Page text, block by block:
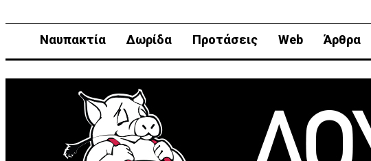
Ναυπακτία Δωρίδα Προτάσεις Web Άρθρα